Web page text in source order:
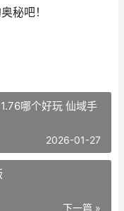
秘吧！
哪个好玩 仙域手
2026-01-27
下一篇 »